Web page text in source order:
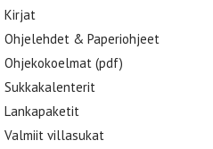
Kirjat
Ohjelehdet & Paperiohjeet
Ohjekokoelmat (pdf)
Sukkakalenterit
Lankapaketit
Valmiit villasukat